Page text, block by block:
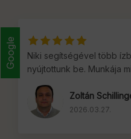
Google
Niki segítségével több
nyújtottunk be. Munkája
Zoltán
2026.03.27.